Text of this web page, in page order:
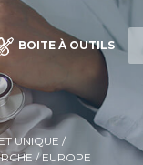
BOITE À OUTILS
UNIQUE /
/ EUROPE